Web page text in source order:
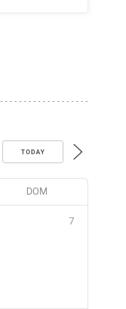
TODAY
DOM
7